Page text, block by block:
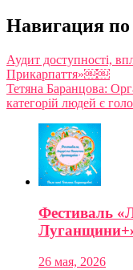
Навигация по
Аудит доступності,
Прикарпаття»￼￼
Тетяна Баранцова:
категорій людей є
Фестиваль
26 мая, 2026